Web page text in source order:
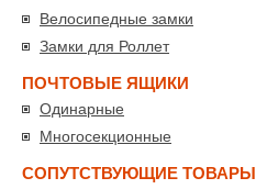
Велосипедные замки
Замки для Роллет
ПОЧТОВЫЕ ЯЩИКИ
Одинарные
Многосекционные
СОПУТСТВУЮЩИЕ ТОВАРЫ